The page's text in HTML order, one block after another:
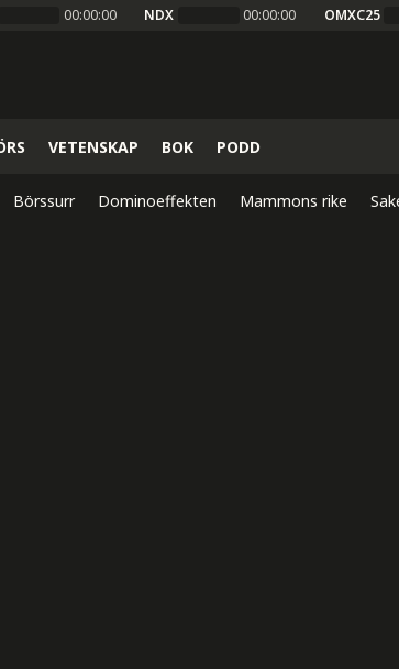
00:00:00 NDX 00:00:00 OMXC25
VETENSKAP BOK PODD
Börssurr Dominoeffekten Mammons rike